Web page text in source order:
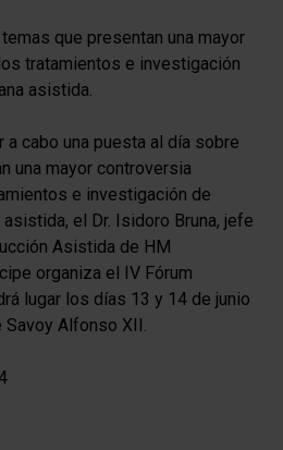
que presentan una mayor
tratamientos e investigación
asistida.
cabo una puesta al día sobre
una mayor controversia
e investigación de
el Dr. Isidoro Bruna​, jefe
Asistida de HM
organiza el IV Fórum
lugar los días 13 y 14 de junio
Alfonso XII.